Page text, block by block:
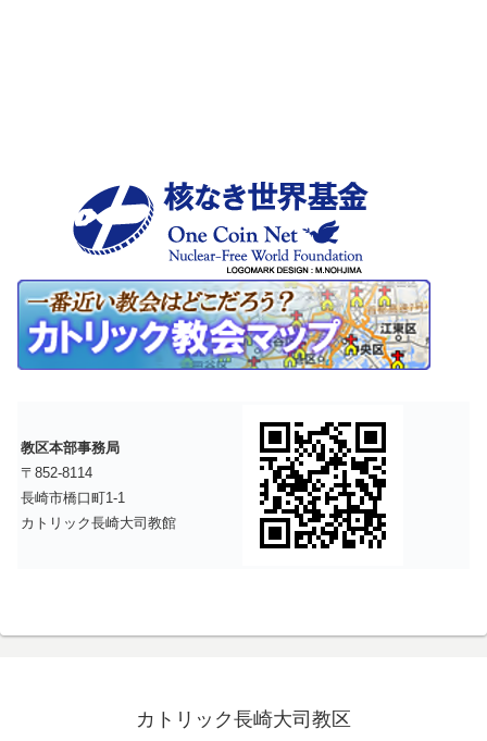
教区本部事務局
〒852-8114
長崎市橋口町1-1
カトリック長崎大司教館
カトリック長崎大司教区